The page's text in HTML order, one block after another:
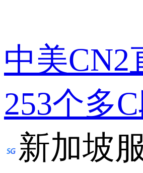
中美CN2
253个多
新加坡